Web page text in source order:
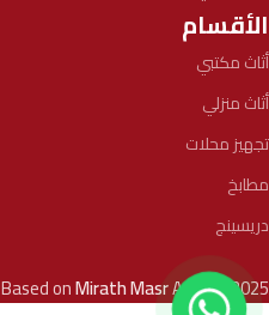
الأقسام
أثاث مكتبي
أثاث منزلي
تجهيز محلات
مطابخ
دريسينج
Based onMirath MasrAgency2025